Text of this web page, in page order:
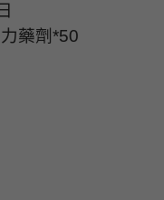
日
力藥劑*50